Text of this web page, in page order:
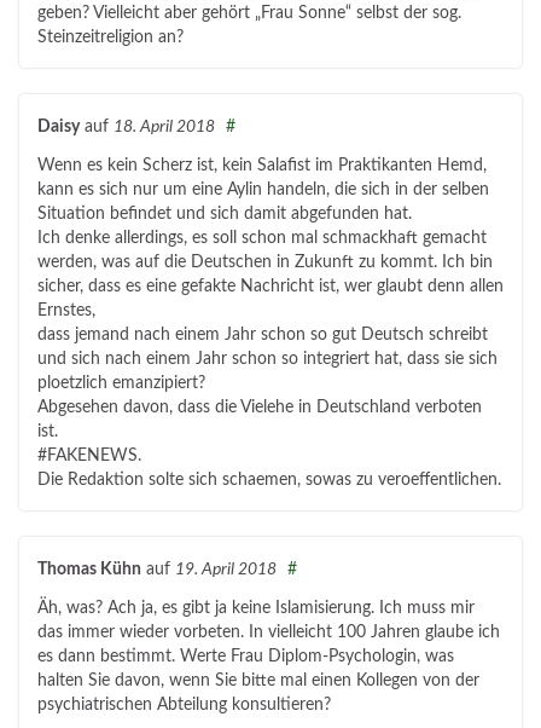
geben? Vielleicht aber gehört „Frau Sonne“ selbst der sog.
Steinzeitreligion an?
Daisyauf 18. April 2018 #
Wenn es kein Scherz ist, kein Salafist im Praktikanten Hemd,
kann es sich nur um eine Aylin handeln, die sich in der selben
Situation befindet und sich damit abgefunden hat.
Ich denke allerdings, es soll schon mal schmackhaft gemacht
werden, was auf die Deutschen in Zukunft zu kommt. Ich bin
sicher, dass es eine gefakte Nachricht ist, wer glaubt denn allen
Ernstes,
dass jemand nach einem Jahr schon so gut Deutsch schreibt
und sich nach einem Jahr schon so integriert hat, dass sie sich
ploetzlich emanzipiert?
Abgesehen davon, dass die Vielehe in Deutschland verboten
ist.
#FAKENEWS.
Die Redaktion solte sich schaemen, sowas zu veroeffentlichen.
Thomas Kühn auf 19. April 2018 #
Äh, was? Ach ja, es gibt ja keine Islamisierung. Ich muss mir
das immer wieder vorbeten. In vielleicht 100 Jahren glaube ich
es dann bestimmt. Werte Frau Diplom-Psychologin, was
halten Sie davon, wenn Sie bitte mal einen Kollegen von der
psychiatrischen Abteilung konsultieren?